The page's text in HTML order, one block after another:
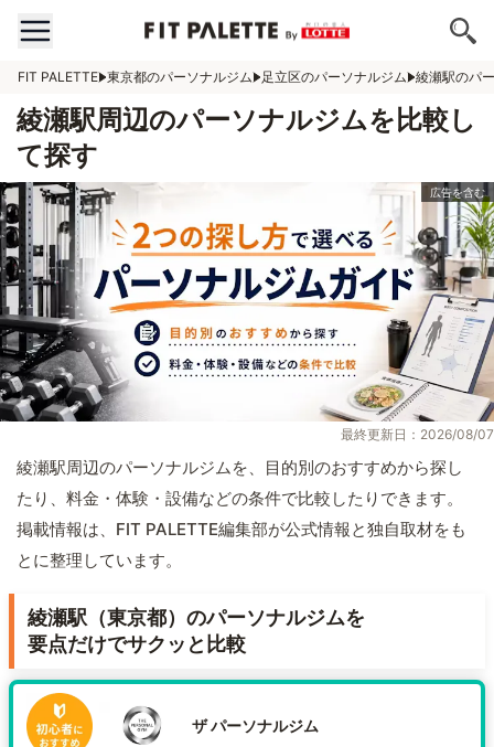
FIT PALETTE 東京都のパーソナルジム 足立区のパーソナルジム 綾瀬駅のパ
綾瀬駅周辺のパーソナルジムを比較し
て探す
最終更新日：2026/08/07
綾瀬駅周辺のパーソナルジムを、目的別のおすすめから探し
たり、料金・体験・設備などの条件で比較したりできます。
掲載情報は、FIT PALETTE編集部が公式情報と独自取材をも
とに整理しています。
綾瀬駅（東京都）のパーソナルジムを
要点だけでサクッと比較
ザ パーソナルジム